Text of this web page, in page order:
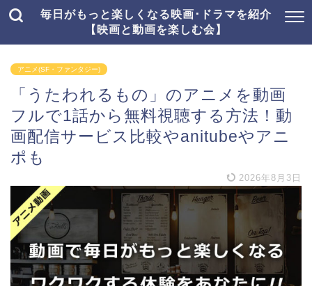
毎日がもっと楽しくなる映画･ドラマを紹介
【映画と動画を楽しむ会】
アニメ(SF・ファンタジー)
「うたわれるもの」のアニメを動画
フルで1話から無料視聴する方法！動
画配信サービス比較やanitubeやアニ
ポも
2026年8月3日